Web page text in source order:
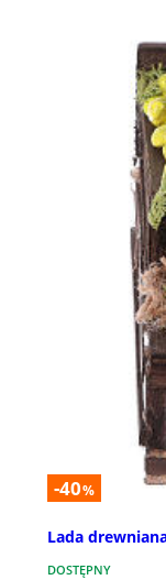
-40%
Lada
DOSTĘPNY